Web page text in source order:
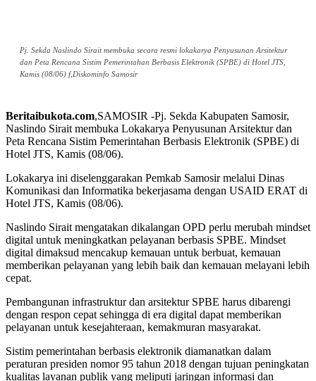
Pj. Sekda Naslindo Sirait membuka secara resmi lokakarya Penyusunan Arsitektur
dan Peta Rencana Sistim Pemerintahan Berbasis Elektronik (SPBE) di Hotel JTS,
Kamis (08/06) f,Diskominfo Samosir
Beritaibukota.com,SAMOSIR -Pj. Sekda Kabupaten Samosir,
Naslindo Sirait membuka Lokakarya Penyusunan Arsitektur dan
Peta Rencana Sistim Pemerintahan Berbasis Elektronik (SPBE) di
Hotel JTS, Kamis (08/06).
Lokakarya ini diselenggarakan Pemkab Samosir melalui Dinas
Komunikasi dan Informatika bekerjasama dengan USAID ERAT di
Hotel JTS, Kamis (08/06).
Naslindo Sirait mengatakan dikalangan OPD perlu merubah mindset
digital untuk meningkatkan pelayanan berbasis SPBE. Mindset
digital dimaksud mencakup kemauan untuk berbuat, kemauan
memberikan pelayanan yang lebih baik dan kemauan melayani lebih
cepat.
Pembangunan infrastruktur dan arsitektur SPBE harus dibarengi
dengan respon cepat sehingga di era digital dapat memberikan
pelayanan untuk kesejahteraan, kemakmuran masyarakat.
Sistim pemerintahan berbasis elektronik diamanatkan dalam
peraturan presiden nomor 95 tahun 2018 dengan tujuan peningkatan
kualitas layanan publik yang meliputi jaringan informasi dan